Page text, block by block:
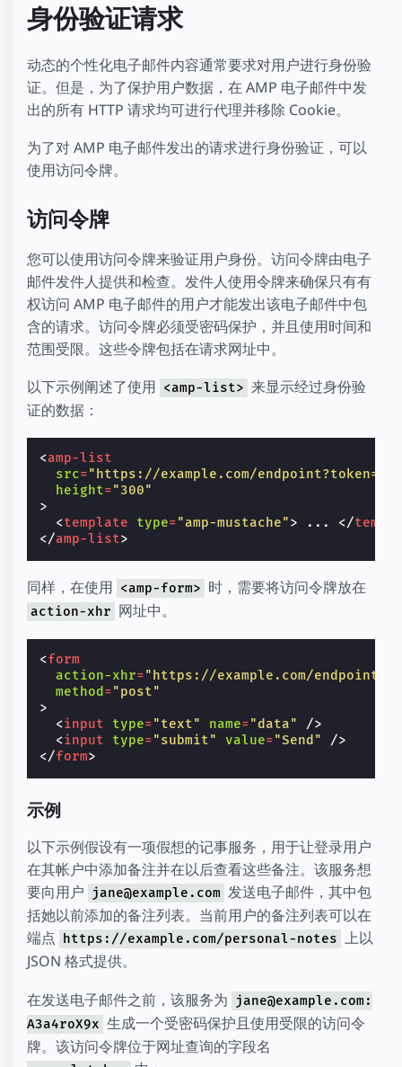
身份验证请求
动态的个性化电子邮件内容通常要求对用户进行身份验
证。但是，为了保护用户数据，在 AMP 电子邮件中发
出的所有 HTTP 请求均可进行代理并移除 Cookie。
为了对 AMP 电子邮件发出的请求进行身份验证，可以
使用访问令牌。
访问令牌
您可以使用访问令牌来验证用户身份。访问令牌由电子
邮件发件人提供和检查。发件人使用令牌来确保只有有
权访问 AMP 电子邮件的用户才能发出该电子邮件中包
含的请求。访问令牌必须受密码保护，并且使用时间和
范围受限。这些令牌包括在请求网址中。
以下示例阐述了使用 <amp-list> 来显示经过身份验
证的数据：
<amp-list
src="https://example.com/
height="300"
>
<template type="amp-mustache"> ... </
</amp-list>
同样，在使用 <amp-form> 时，需要将访问令牌放在
action-xhr 网址中。
<form
action-xhr="https://example.com/
method ="post"
>
<input type="text" name="data"
/>
<input type="submit" value="Send"
/>
</form>
示例
以下示例假设有一项假想的记事服务，用于让登录用户
在其帐户中添加备注并在以后查看这些备注。该服务想
要向用户
jane@example.com 发送电子邮件，其中包
括她以前添加的备注列表。当前用户的备注列表可以在
端点
https://example.com/personal-notes 上以
JSON 格式提供。
在发送电子邮件之前，该服务为
jane@example.com:
A3a4roX9x 生成一个受密码保护且使用受限的访问令
牌。该访问令牌位于网址查询的字段名